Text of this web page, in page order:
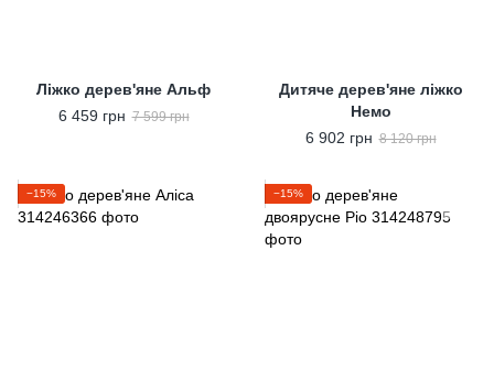
Ліжко дерев'яне Альф
6 459 грн 7 599 грн
Дитяче дерев'яне ліжко
Немо
6 902 грн 8 120 грн
−15% −15%